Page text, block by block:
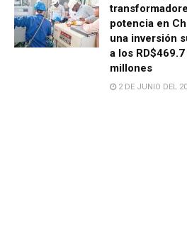
potencia en
una inversión
a los RD$469.7
millones
2 DE JUNIO DEL